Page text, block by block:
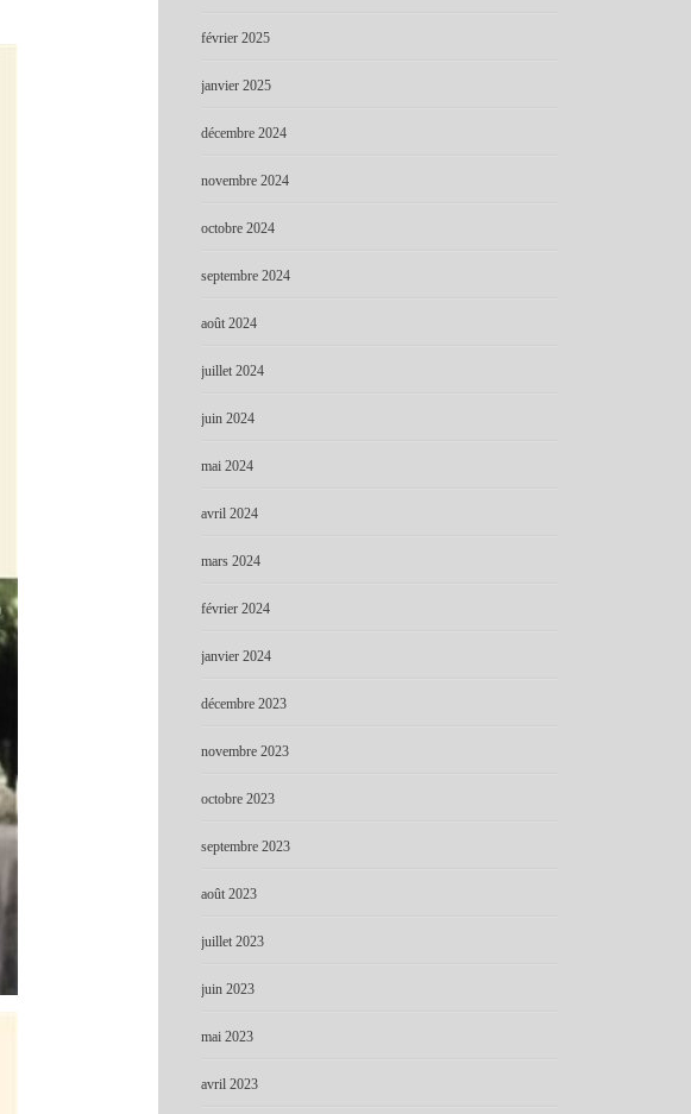
février 2025
janvier 2025
décembre 2024
novembre 2024
octobre 2024
septembre 2024
août 2024
juillet 2024
juin 2024
mai 2024
avril 2024
mars 2024
février 2024
janvier 2024
décembre 2023
novembre 2023
octobre 2023
septembre 2023
août 2023
juillet 2023
juin 2023
mai 2023
avril 2023